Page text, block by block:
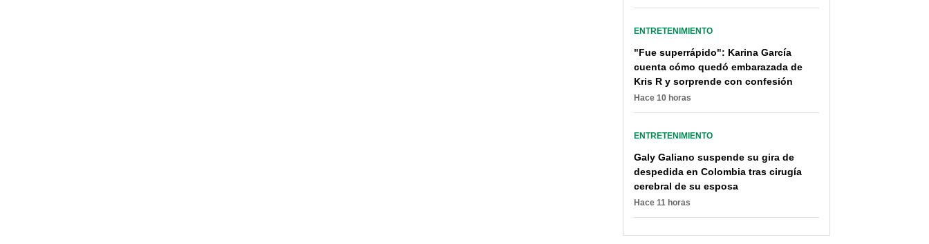
ENTRETENIMIENTO
"Fue superrápido": Karina García
cuenta cómo quedó embarazada de
Kris R y sorprende con confesión
Hace 10 horas
ENTRETENIMIENTO
Galy Galiano suspende su gira de
despedida en Colombia tras cirugía
cerebral de su esposa
Hace 11 horas